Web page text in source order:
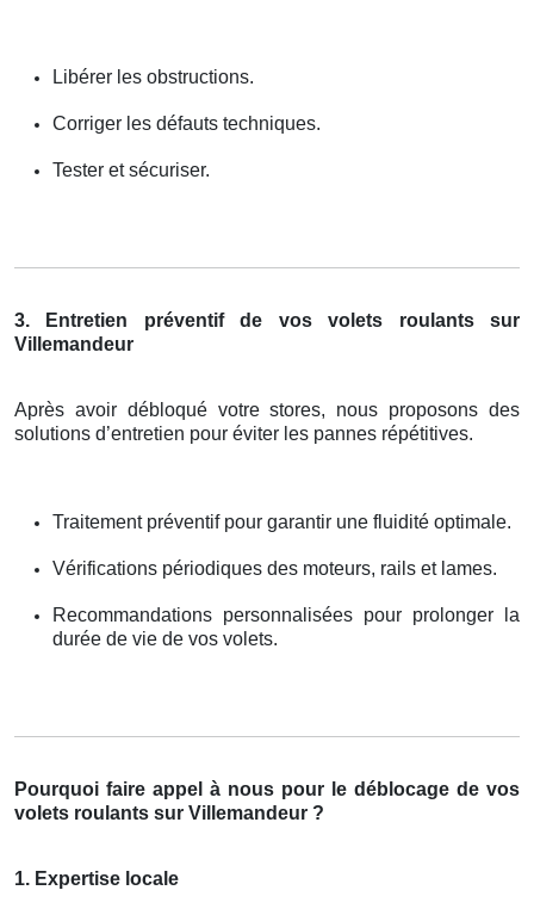
Libérer les obstructions.
Corriger les défauts techniques.
Tester et sécuriser.
3. Entretien préventif de vos volets roulants sur
Villemandeur
Après avoir débloqué votre stores, nous proposons des
solutions d’entretien pour éviter les pannes répétitives.
Traitement préventif pour garantir une fluidité optimale.
Vérifications périodiques des moteurs, rails et lames.
Recommandations personnalisées pour prolonger la
durée de vie de vos volets.
Pourquoi faire appel à nous pour le déblocage de vos
volets roulants sur Villemandeur ?
1. Expertise locale